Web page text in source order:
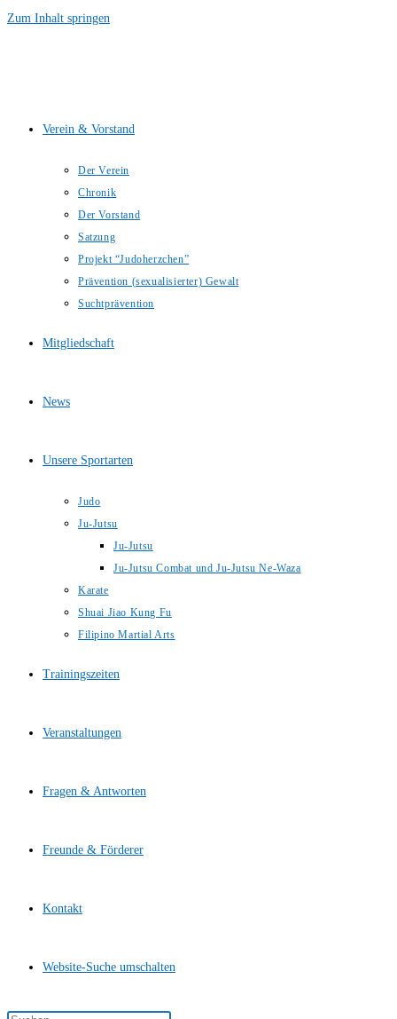
Zum Inhalt springen
Verein & Vorstand
Der Verein
Chronik
Der Vorstand
Satzung
Projekt “Judoherzchen”
Prävention (sexualisierter) Gewalt
Suchtprävention
Mitgliedschaft
News
Unsere Sportarten
Judo
Ju-Jutsu
Ju-Jutsu
Ju-Jutsu Combat und Ju-Jutsu Ne-Waza
Karate
Shuai Jiao Kung Fu
Filipino Martial Arts
Trainingszeiten
Veranstaltungen
Fragen & Antworten
Freunde & Förderer
Kontakt
Website-Suche umschalten